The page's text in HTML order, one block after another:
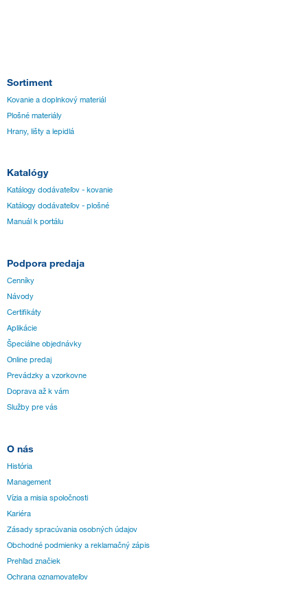
Sortiment
Kovanie a doplnkový materiál
Plošné materiály
Hrany, lišty a lepidlá
Katalógy
Katálogy dodávateľov - kovanie
Katálogy dodávateľov - plošné
Manuál k portálu
Podpora predaja
Cenníky
Návody
Certifikáty
Aplikácie
Špeciálne objednávky
Online predaj
Prevádzky a vzorkovne
Doprava až k vám
Služby pre vás
O nás
História
Management
Vízia a misia spoločnosti
Kariéra
Zásady spracúvania osobných údajov
Obchodné podmienky a reklamačný zápis
Prehľad značiek
Ochrana oznamovateľov